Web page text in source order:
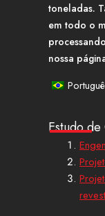
toneladas.
em todo o
nossa
Estudo de